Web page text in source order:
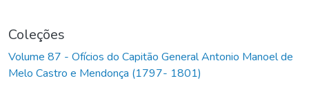
Coleções
Volume 87 - Ofícios do Capitão General Antonio Manoel de
Melo Castro e Mendonça (1797- 1801)